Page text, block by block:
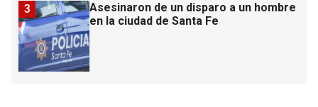
Asesinaron de un disparo a un hombre
en la ciudad de Santa Fe
3